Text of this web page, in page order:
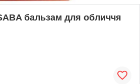
бальзам для обличчя